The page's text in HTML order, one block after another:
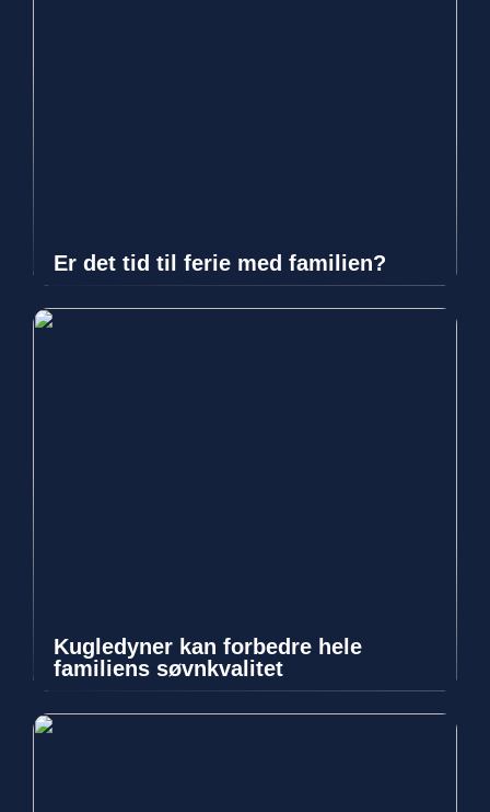
Er det tid til ferie med familien?
Kugledyner kan forbedre hele
familiens søvnkvalitet